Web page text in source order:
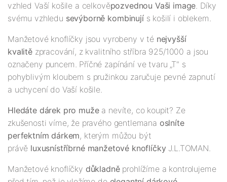
vzhled Vaší košile a celkověpozvednou Vaši image. Díky
svému vzhledu sevýborně kombinujís košilí i oblekem.
Manžetové knoflíčky jsou vyrobeny v té nejvyšší
kvalitězpracování, z kvalitního stříbra 925/1000 a jsou
označeny puncem. Příčné zapínání ve tvaru „T" s
pohyblivým kloubem s pružinkou zaručuje pevné zapnutí
a uchycení do Vaší košile.
Hledáte dárek pro mužea nevíte, co koupit? Ze
zkušenosti víme, že pravého gentlemana oslníte
perfektním dárkem, kterým můžou být
právě luxusnístříbrné manžetové knoflíčkyJ.L.TOMAN.
Manžetové knoflíčky důkladněprohlížíme a kontrolujeme